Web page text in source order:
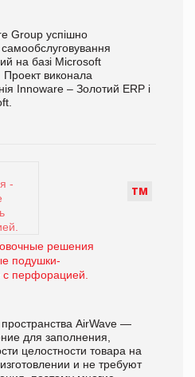
Group успішно
на базі Microsoft
виконала
Innowarе – Золотий ERP і
ТМ
решения
подушки-
с перфорацией.
AirWave —
для заполнения,
целостности товара на
и не требуют